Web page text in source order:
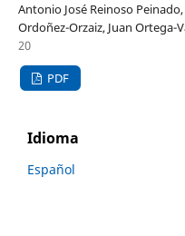
Antonio José Reinoso
Ordoñez-Orzaiz, Juan Ortega-
20
PDF
Idioma
Español